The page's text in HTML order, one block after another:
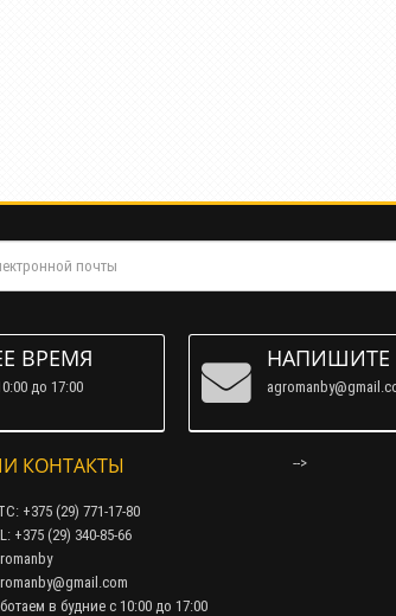
ВРЕМЯ
до 17:00
НАПИШИТЕ
КОНТАКТЫ
+375 (29) 771-17-80
+375 (29) 340-85-66
в будние с 10:00 до 17:00
-->